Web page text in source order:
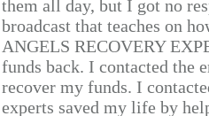
them all day, but I got no
broadcast that teaches on
ANGELS RECOVERY
funds back. I contacted the
recover my funds. I
experts saved my life by